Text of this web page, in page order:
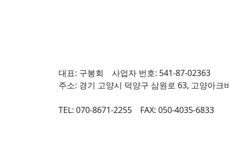
대표: 구봉회 사업자 번호: 541-87-02363
주소: 경기 고양시 덕양구 삼원로 63, 고양아크
TEL: 070-8671-2255 FAX: 050-4035-6833